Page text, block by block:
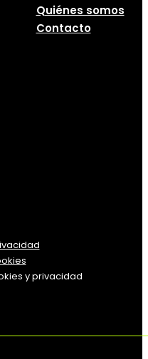
Quiénes somos
Contacto
y privacidad